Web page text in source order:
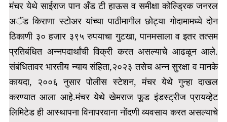
मंचर येथे साईराज पान अँड टी हाऊस व समीक्षा कोल्ड्रिक जनरल
अॅड किराणा स्टोअर यांच्या पाठीमागील छोट्या गोदामामध्ये दोन
ठिकाणी ३० हजार ३९५ रुपयाचा गुटखा, पानमसाला व इतर तत्सम
प्रतिबंधित अन्नपदार्थांची विक्री करत असल्याचे आढळून आले.
संबंधितावर भारतीय न्याय संहिता,२०२३ तसेच अन्न सुरक्षा व मानके
कायदा, २००६ नुसार पोलीस स्टेशन, मंचर येथे गुन्हा दाखल
करण्यात आला आहे.मंचर येथे खेमराज फूड इंडस्ट्रीज प्रायव्हेट
लिमिटेड ही आस्थापना विनापरवाना नोंदणी व्यवसाय करत असल्याचे